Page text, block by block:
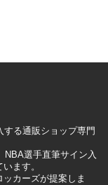
する通販ショップ専門
NBA選手直筆サイン入
ます。
カーズが提案しま